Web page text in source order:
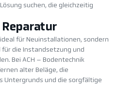
suchen, die gleichzeitig
Reparatur
für Neuinstallationen, sondern
für die Instandsetzung und
Bei ACH – Bodentechnik
alter Beläge, die
Untergrunds und die sorgfältige